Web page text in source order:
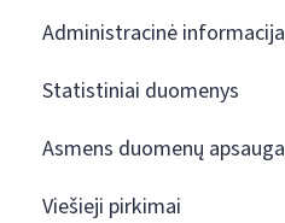
Administracinė informacija
Statistiniai duomenys
Asmens duomenų apsauga
Viešieji pirkimai